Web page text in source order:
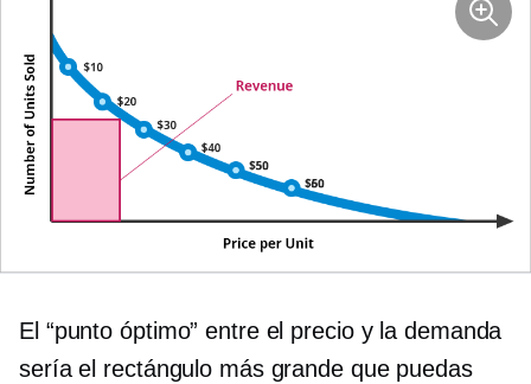
El “punto óptimo” entre el precio y la demanda
sería el rectángulo más grande que puedas